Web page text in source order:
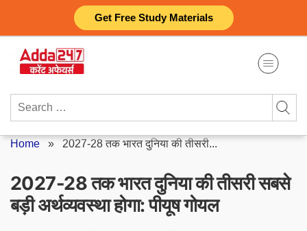
Get Free Study Materials
content
Search
Home » 2027-28 तक भारत दुनिया की तीसरी...
2027-28 तक भारत दुनिया की तीसरी सबसे
बड़ी अर्थव्यवस्था होगा: पीयूष गोयल